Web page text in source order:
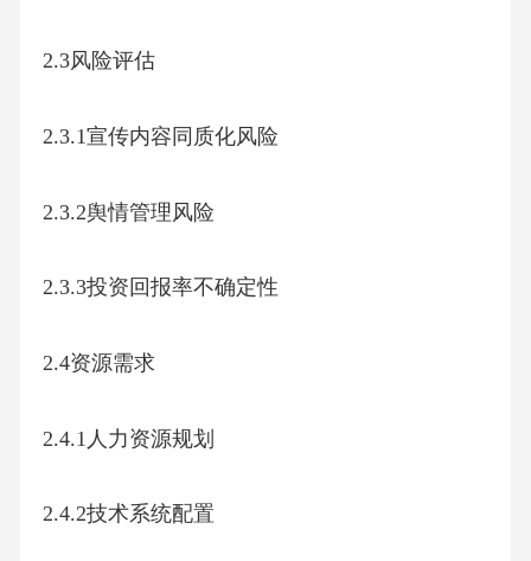
2.3风险评估
2.3.1宣传内容同质化风险
2.3.2舆情管理风险
2.3.3投资回报率不确定性
2.4资源需求
2.4.1人力资源规划
2.4.2技术系统配置